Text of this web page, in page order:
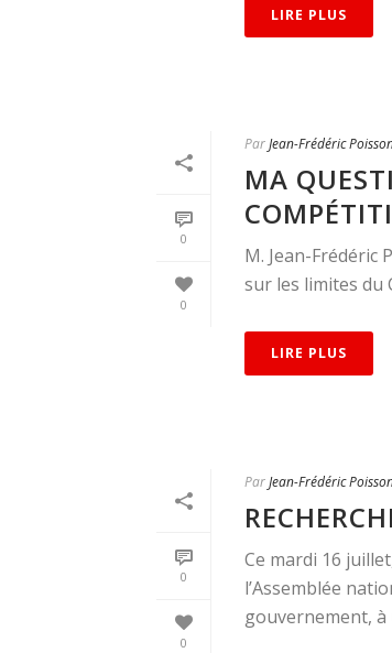
LIRE PLUS
0
0
ParJean-Frédéric
MA
M. Jean-Frédéric
sur les limites du
LIRE PLUS
0
0
ParJean-Frédéric
Ce mardi 16
l’Assemblée
gouvernement, à